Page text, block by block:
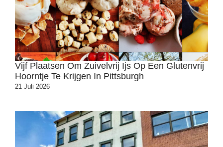
Vijf Plaatsen Om Zuivelvrij Ijs Op Een Glutenvrij
Hoorntje Te Krijgen In Pittsburgh
21 Juli 2026